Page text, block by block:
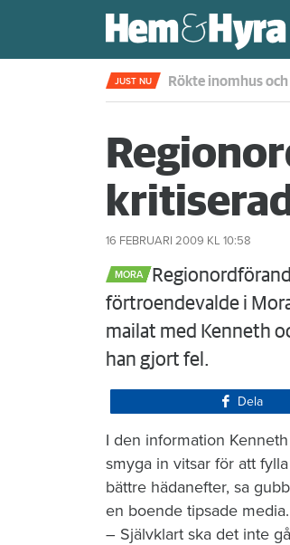
JUST NU Rökte inomhus
16 FEBRUARI 2009 KL 10:58
MORA
förtroendevalde i
mailat med Kenneth
han gjort fel.
Dela
​I den information
smyga in vitsar för att
bättre hädanefter, sa
en boende tipsade media.
– Självklart ska det inte